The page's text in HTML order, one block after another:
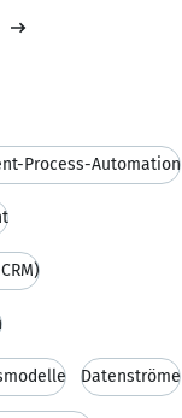
Process-Automation
Datenströme